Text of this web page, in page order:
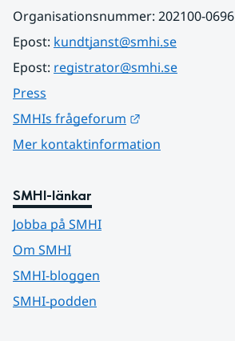
Organisationsnummer: 202100-0696
Epost: kundtjanst@smhi.se
Epost: registrator@smhi.se
Press
SMHIs frågeforum
Mer kontaktinformation
SMHI-länkar
Jobba på SMHI
Om SMHI
SMHI-bloggen
SMHI-podden